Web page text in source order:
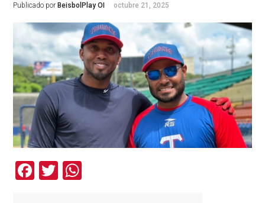
Publicado por BeisbolPlay OI octubre 21, 2025
Facebook
TwitterWhatsApp